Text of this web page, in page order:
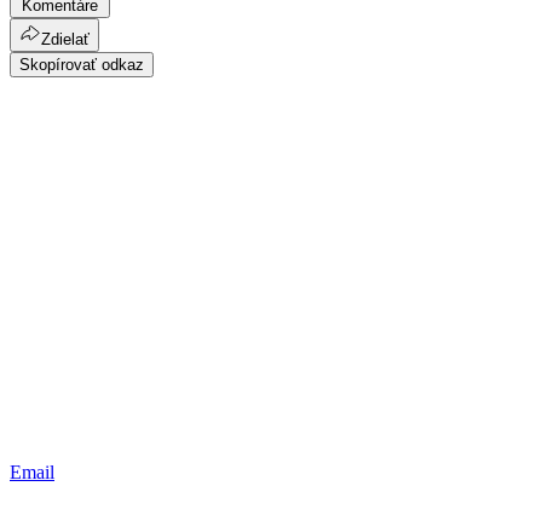
Komentáre
Zdielať
Skopírovať odkaz
Email